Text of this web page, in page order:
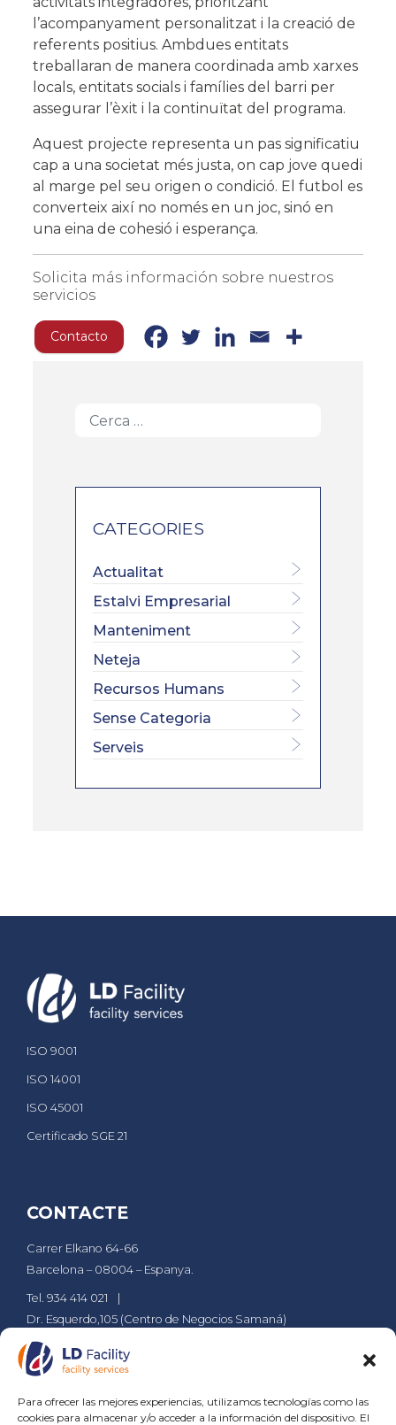
Para ofrecer las mejores experiencias, utilizamos tecnologías como las
cookies para almacenar y/o acceder a la información del dispositivo. El
l’acompanyament personalitzat i la creació de
referents positius. Ambdues entitats
treballaran de manera coordinada amb xarxes
locals, entitats socials i famílies del barri per
assegurar l’èxit i la continuïtat del programa.
Aquest projecte representa un pas significatiu
cap a una societat més justa, on cap jove quedi
al marge pel seu origen o condició. El futbol es
converteix així no només en un joc, sinó en
una eina de cohesió i esperança.
Solicita más información sobre nuestros
servicios
Contacto
CATEGORIES
Actualitat
Estalvi Empresarial
Manteniment
Neteja
Recursos Humans
Sense Categoria
Serveis
ISO 9001
ISO 14001
ISO 45001
Certificado SGE 21
CONTACTE
Carrer Elkano 64-66
Barcelona – 08004 – Espanya.
Tel. 934 414 021
Dr. Esquerdo,105 (Centro de Negocios Samaná)
Madrid – 28007 – Espanya.
Tel. 911 610 029
PÀGINES